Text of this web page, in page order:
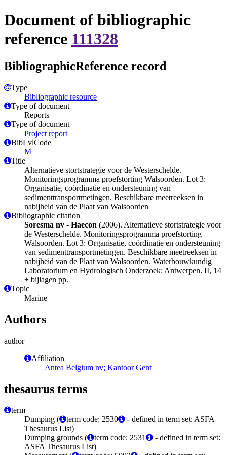
Document of bibliographic
reference 111328
BibliographicReference record
Type
Bibliographic resource
Type of document
Reports
Type of document
Project report
BibLvlCode
M
Title
Alternatieve stortstrategie voor de Westerschelde.
Monitoringsprogramma proefstorting Walsoorden. Lot 3:
Organisatie, coördinatie en ondersteuning van
sedimenttransportmetingen. Beschikbare meetreeksen in
nabijheid van de Plaat van Walsoorden
Bibliographic citation
Soresma nv - Haecon (2006). Alternatieve stortstrategie voor
de Westerschelde. Monitoringsprogramma proefstorting
Walsoorden. Lot 3: Organisatie, coördinatie en ondersteuning
van sedimenttransportmetingen. Beschikbare meetreeksen in
nabijheid van de Plaat van Walsoorden. Waterbouwkundig
Laboratorium en Hydrologisch Onderzoek: Antwerpen. II, 14
+ bijlagen pp.
Topic
Marine
Authors
author
Affiliation
Antea Belgium nv; Kantoor Gent
thesaurus terms
term
Dumping (
term code: 2530
- defined in term set: ASFA
Thesaurus List)
Dumping grounds (
term code: 2531
- defined in term set:
ASFA Thesaurus List)